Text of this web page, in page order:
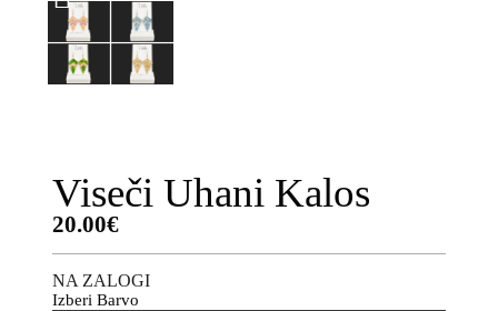
Viseči Uhani Kalos
20.00€
NA ZALOGI
Izberi Barvo